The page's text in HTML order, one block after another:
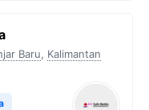
Baru, Kalimantan